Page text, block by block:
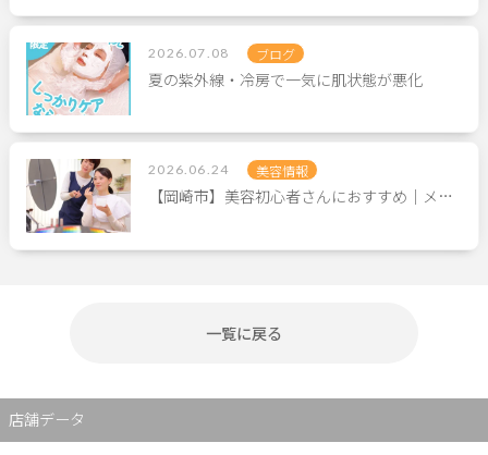
2026.07.08 ブログ
夏の紫外線・冷房で一気に肌状態が悪化
2026.06.24 美容情報
【岡崎市】美容初心者さんにおすすめ｜メ…
一覧に戻る
店舗データ